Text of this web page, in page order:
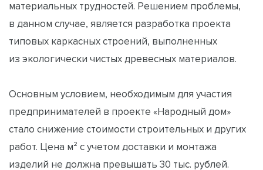
материальных трудностей. Решением проблемы,
в данном случае, является разработка проекта
типовых каркасных строений, выполненных
из экологически чистых древесных материалов.
Основным условием, необходимым для участия
предпринимателей в проекте «Народный дом»
стало снижение стоимости строительных и других
работ. Цена м² с учетом доставки и монтажа
изделий не должна превышать 30 тыс. рублей.